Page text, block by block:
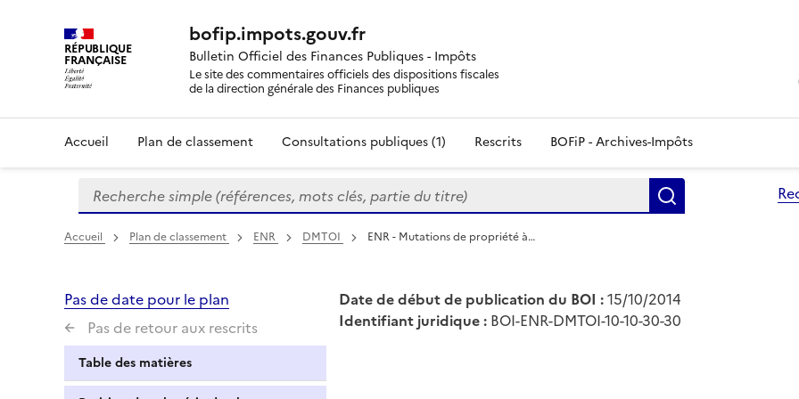
RÉPUBLIQUE
FRANÇAISE
bofip.impots.gouv.fr
Bulletin Officiel des Finances Publiques - Impôts
Le site des commentaires officiels des dispositions fiscales
de la direction générale des Finances publiques
Accueil Plan de classement Consultations publiques (1) Rescrits BOFiP - Archives-Impôts
Formulaire
de
recherche
Recherche simple (références, mots clés, partie du titre)
Accueil Plan de classement ENR DMTOI ENR - Mutations de propriété à…
Pas de date pour le plan
Pas de retour aux rescrits
Table des matières
Date de début de publication du BOI :15/10/2014
Identifiant juridique : BOI-ENR-DMTOI-10-10-30-30